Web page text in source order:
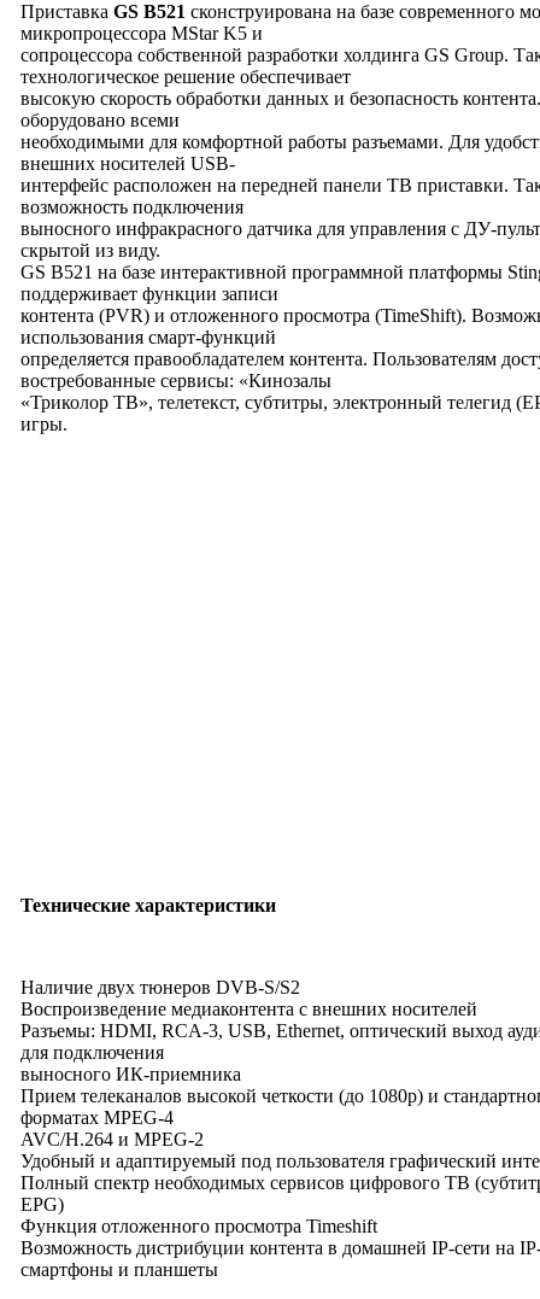
Приставка GS B521 сконструирована на базе современного
микропроцессора MStar K5 и
сопроцессора собственной разработки холдинга GS Group.
технологическое решение обеспечивает
высокую скорость обработки данных и безопасность
оборудовано всеми
необходимыми для комфортной работы разъемами. Для
внешних носителей USB-
интерфейс расположен на передней панели ТВ приставки.
возможность подключения
выносного инфракрасного датчика для управления с ДУ-
скрытой из виду.
GS B521 на базе интерактивной программной платформы
поддерживает функции записи
контента (PVR) и отложенного просмотра (TimeShift).
использования смарт-функций
определяется правообладателем контента. Пользователям
востребованные сервисы: «Кинозалы
«Триколор ТВ», телетекст, субтитры, электронный телегид
игры.
Технические характеристики
Наличие двух тюнеров DVB-S/S2
Воспроизведение медиаконтента с внешних носителей
Разъемы: HDMI, RCA-3, USB, Ethernet, оптический выход
для подключения
выносного ИК-приемника
Прием телеканалов высокой четкости (до 1080p) и
форматах MPEG-4
AVC/H.264 и MPEG-2
Удобный и адаптируемый под пользователя графический
Полный спектр необходимых сервисов цифрового ТВ
EPG)
Функция отложенного просмотра Timeshift
Возможность дистрибуции контента в домашней IP-cети на
смартфоны и планшеты